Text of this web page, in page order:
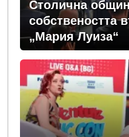
Столична
собствеността
„Мария Луиза“